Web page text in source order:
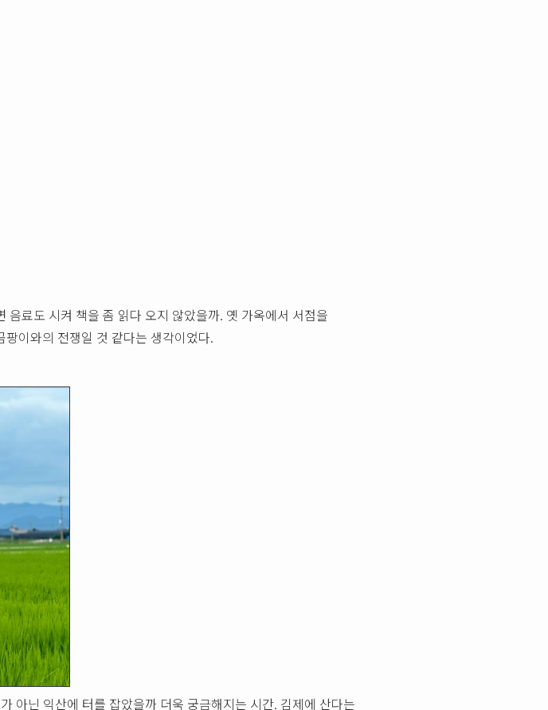
료도 시켜 책을 좀 읽다 오지 않았을까. 옛 가옥에서 서점을
이와의 전쟁일 것 같다는 생각이었다.
아닌 익산에 터를 잡았을까 더욱 궁금해지는 시간. 김제에 산다는